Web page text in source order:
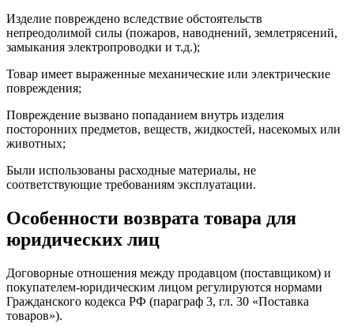
Изделие повреждено вследствие обстоятельств
непреодолимой силы (пожаров, наводнений, землетрясений,
замыкания электропроводки и т.д.);
Товар имеет выраженные механические или электрические
повреждения;
Повреждение вызвано попаданием внутрь изделия
посторонних предметов, веществ, жидкостей, насекомых или
животных;
Были использованы расходные материалы, не
соответствующие требованиям эксплуатации.
Особенности возврата товара для
юридических лиц
Договорные отношения между продавцом (поставщиком) и
покупателем-юридическим лицом регулируются нормами
Гражданского кодекса РФ (параграф 3, гл. 30 «Поставка
товаров»).